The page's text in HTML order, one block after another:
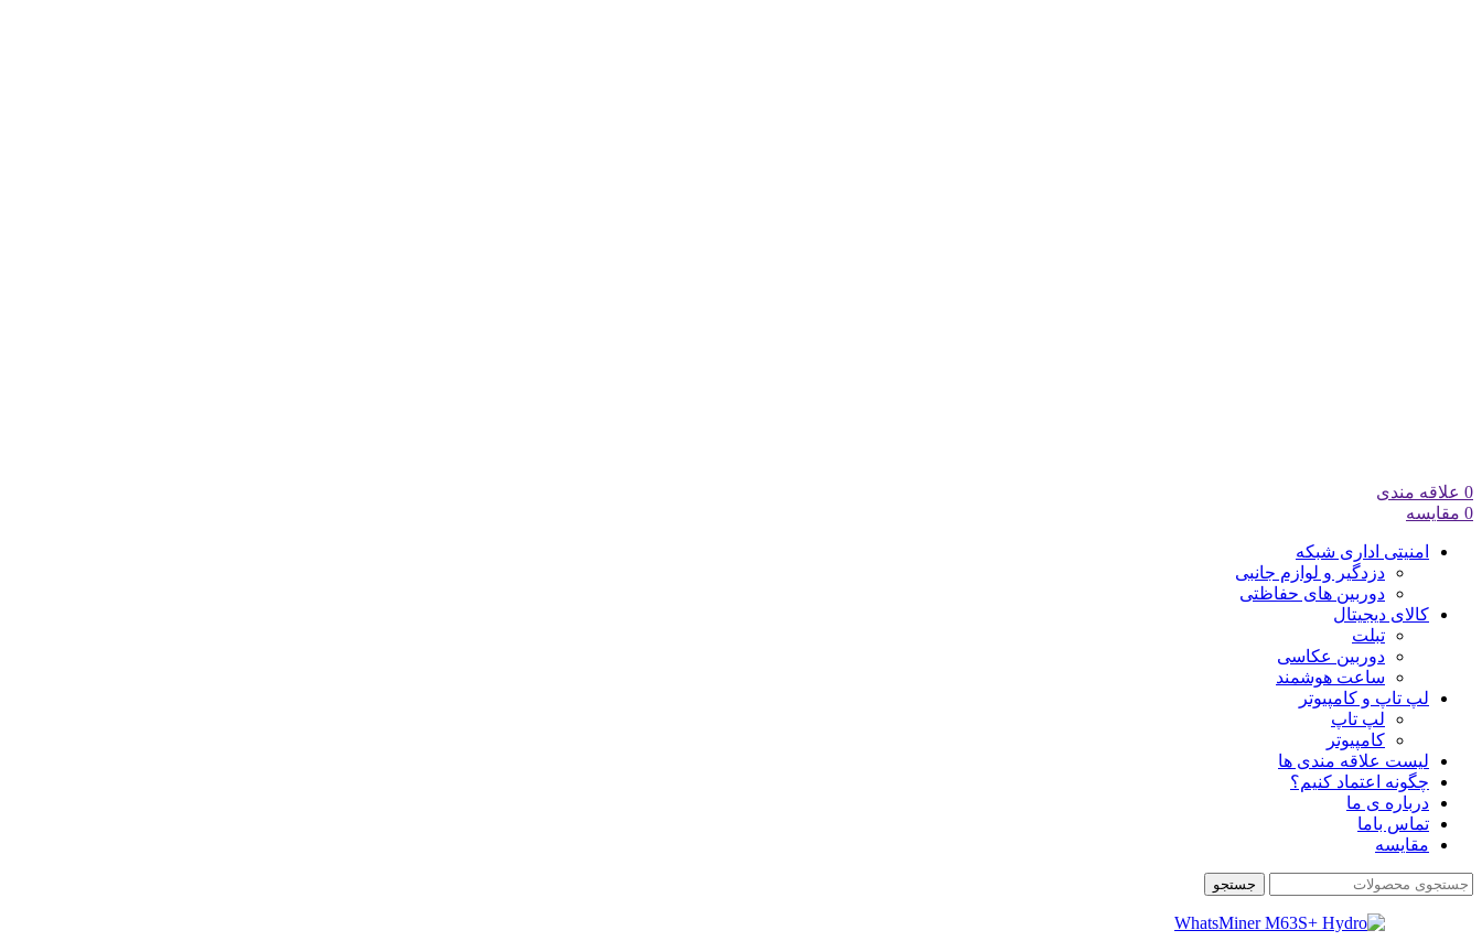
0 علاقه مندی
0 مقایسه
امنیتی اداری شبکه
دزدگیر و لوازم جانبی
دوربین های حفاظتی
کالای دیجیتال
تبلت
دوربین عکاسی
ساعت هوشمند
لپ تاپ و کامپیوتر
لپ تاپ
کامپیوتر
لیست علاقه مندی ها
چگونه اعتماد کنیم؟
درباره ی ما
تماس باما
مقایسه
جستجو